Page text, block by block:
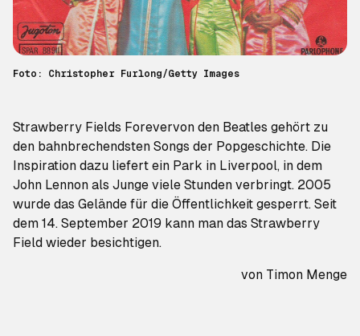
Foto: Christopher Furlong/Getty Images
Strawberry Fields Forevervon den Beatles gehört zu
den bahnbrechendsten Songs der Popgeschichte. Die
Inspiration dazu liefert ein Park in Liverpool, in dem
John Lennon als Junge viele Stunden verbringt. 2005
wurde das Gelände für die Öffentlichkeit gesperrt. Seit
dem 14. September 2019 kann man das Strawberry
Field wieder besichtigen.
von Timon Menge